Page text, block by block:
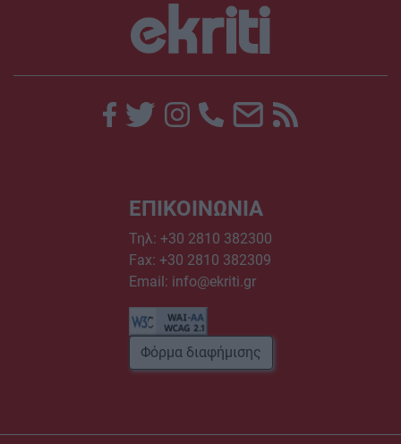
ΕΠΙΚΟΙΝΩΝΙΑ
Τηλ: +30 2810 382300
Fax: +30 2810 382309
Email: info@ekriti.gr
Φόρμα διαφήμισης